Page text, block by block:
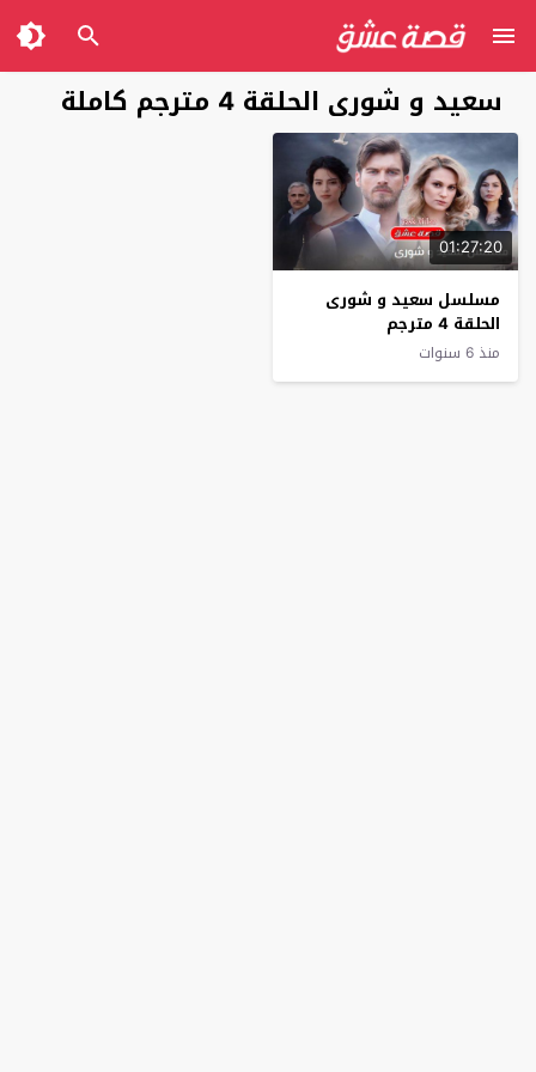
سعيد و شورى الحلقة 4 مترجم كاملة
01:27:20
مسلسل سعيد و شورى
الحلقة 4 مترجم
منذ 6 سنوات